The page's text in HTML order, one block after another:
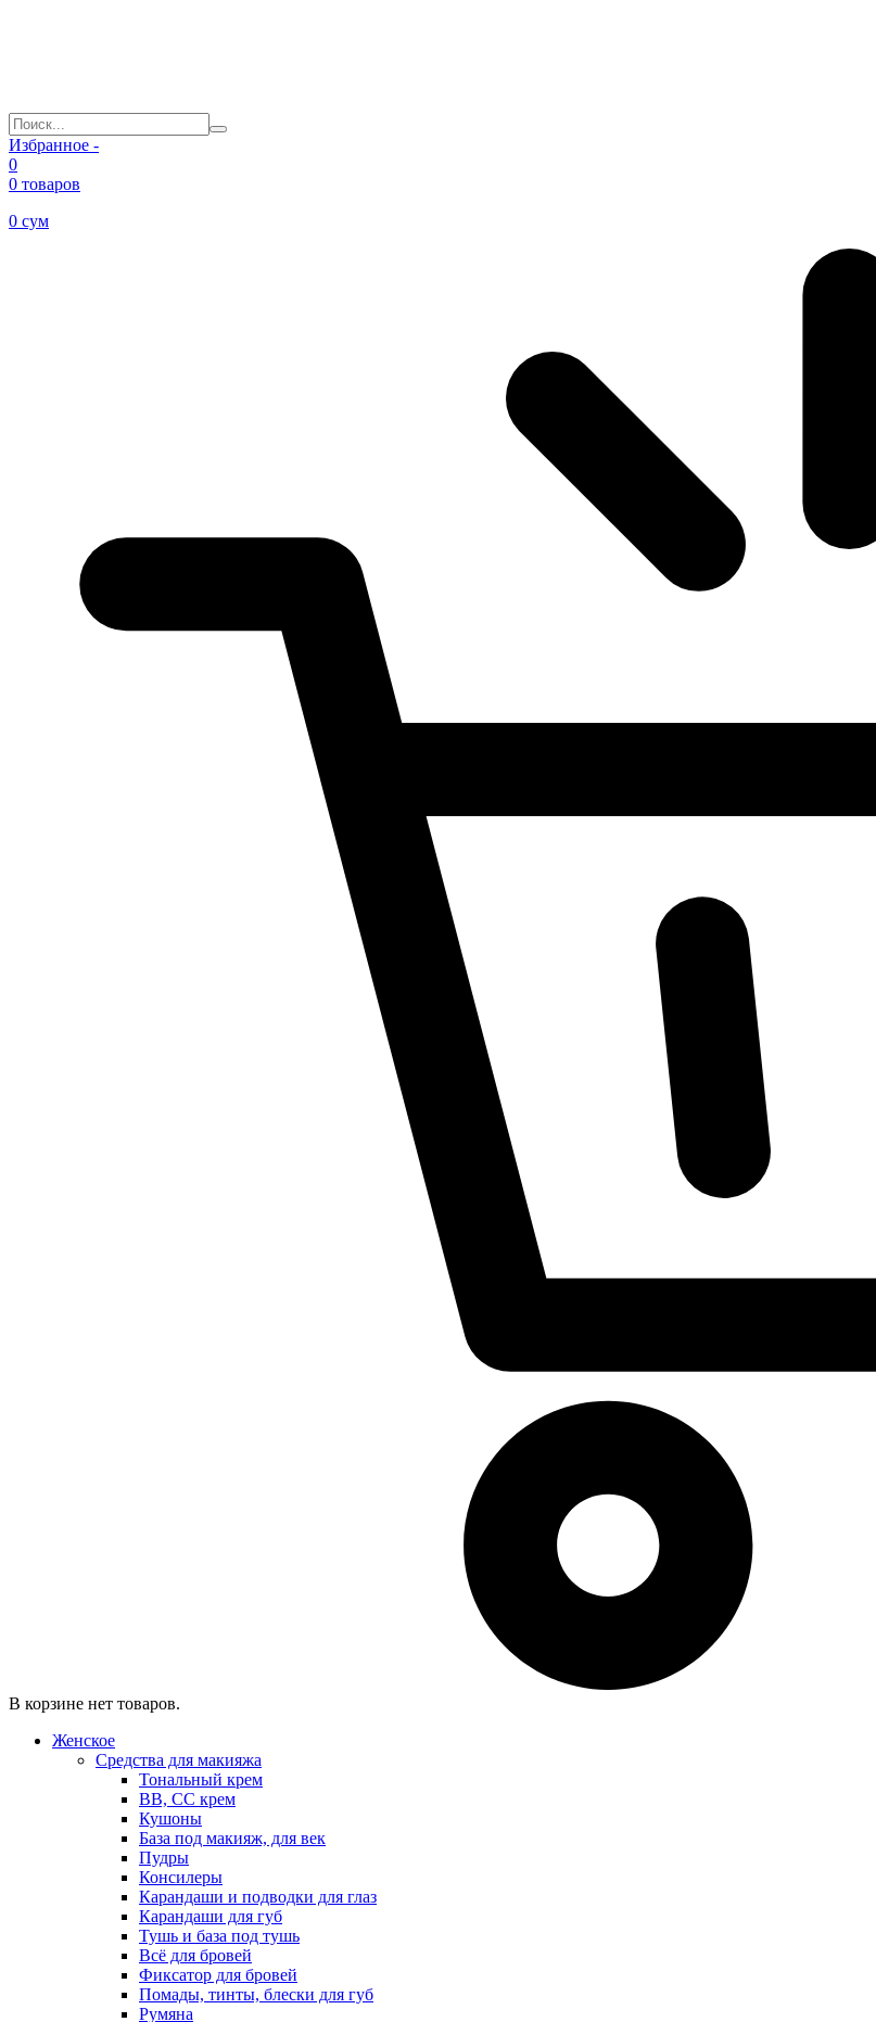
Избранное -
0
0 товаров
0 сум
В корзине нет товаров.
Женское
Средства для макияжа
Тональный крем
BB, CC крем
Кушоны
База под макияж, для век
Пудры
Консилеры
Карандаши и подводки для глаз
Карандаши для губ
Тушь и база под тушь
Всё для бровей
Фиксатор для бровей
Помады, тинты, блески для губ
Румяна